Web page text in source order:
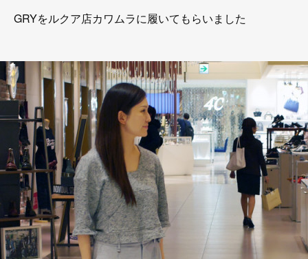
GRYをルクア店カワムラに履いてもらいました